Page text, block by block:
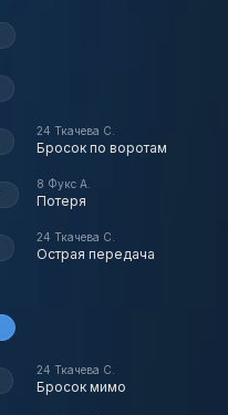
24 Ткачева С.
Бросок по воротам
8 Фукс А.
Потеря
24 Ткачева С.
Острая передача
24 Ткачева С.
Бросок мимо